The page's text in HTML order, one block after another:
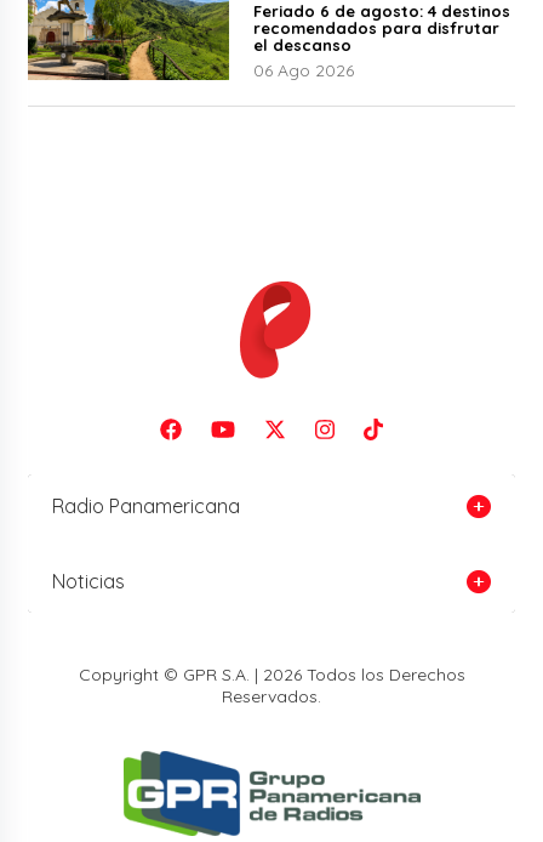
Feriado 6 de agosto: 4 destinos
recomendados para disfrutar
el descanso
06 Ago 2026
Radio Panamericana
Noticias
Copyright © GPR S.A. | 2026 Todos los Derechos
Reservados.